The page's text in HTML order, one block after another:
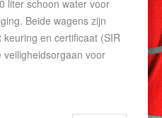
liter schoon water voor
Beide wagens zijn
en certificaat (SIR
veiligheidsorgaan voor